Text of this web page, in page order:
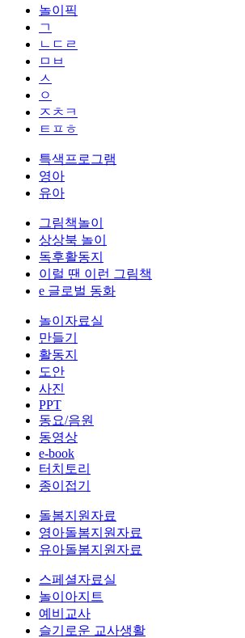
놀이픽
ㄱ
ㄴㄷㄹ
ㅁㅂ
ㅅ
ㅇ
ㅈㅊㅋ
ㅌㅍㅎ
특색프로그램
영아
유아
그림책놀이
상상북 놀이
독후활동지
이럴 땐 이런 그림책
e 글로벌 동화
놀이자료실
만들기
활동지
도안
사진
PPT
동요/음원
동영상
e-book
터치토리
종이접기
돌봄지원자료
영아돌봄지원자료
유아돌봄지원자료
스페셜자료실
놀이아지트
예비교사
슬기로운 교사생활